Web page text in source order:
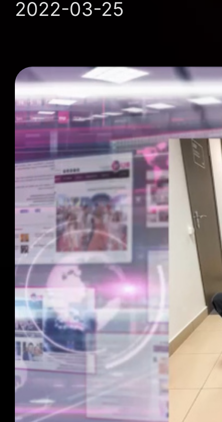
2022-03-25